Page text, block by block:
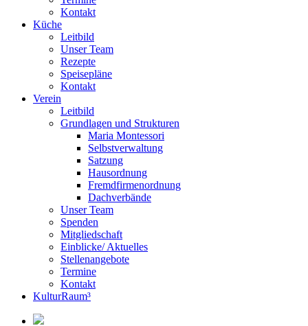
Kontakt
Küche
Leitbild
Unser Team
Rezepte
Speisepläne
Kontakt
Verein
Leitbild
Grundlagen und Strukturen
Maria Montessori
Selbstverwaltung
Satzung
Hausordnung
Fremdfirmenordnung
Dachverbände
Unser Team
Spenden
Mitgliedschaft
Einblicke/ Aktuelles
Stellenangebote
Termine
Kontakt
KulturRaum³